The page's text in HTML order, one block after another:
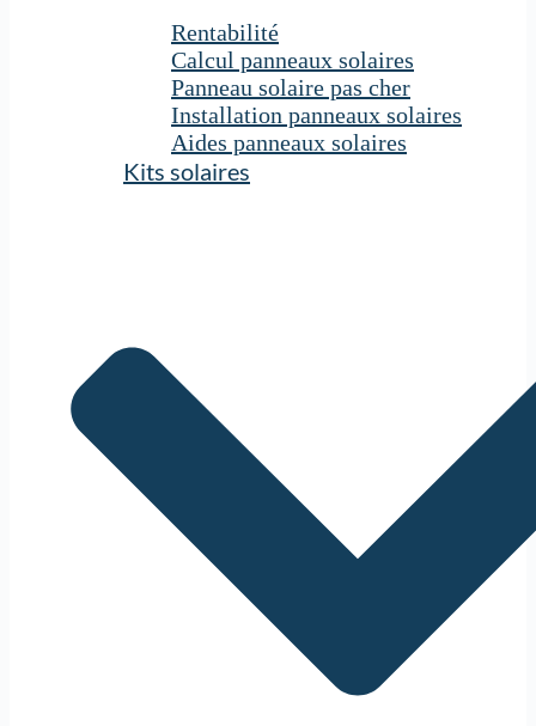
Rentabilité
Calcul panneaux solaires
Panneau solaire pas cher
Installation panneaux solaires
Aides panneaux solaires
Kits solaires